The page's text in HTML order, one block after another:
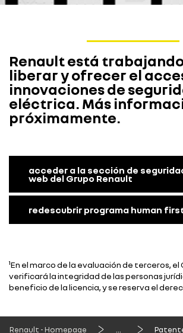
Renault está
liberar y ofrecer el
innovaciones de
eléctrica. Más
próximamente.
acceder a la sección de
web del Grupo Renault
redescubrir programa human
¹En el marco de la evaluación de terceros, el
verificará la integridad de las personas
beneficio de la licencia, y se reserva el